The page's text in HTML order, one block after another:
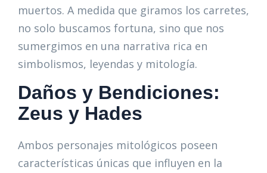
muertos. A medida que giramos los carretes,
no solo buscamos fortuna, sino que nos
sumergimos en una narrativa rica en
simbolismos, leyendas y mitología.
Daños y Bendiciones:
Zeus y Hades
Ambos personajes mitológicos poseen
características únicas que influyen en la